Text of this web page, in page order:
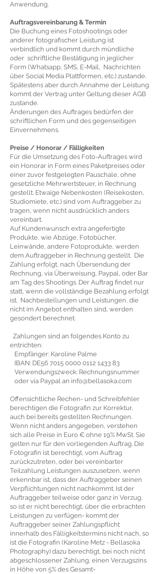
Anwendung.
Auftragsvereinbarung & Termin
Die Buchung eines Fotoshootings oder
anderer fotografischer Leistung ist
verbindlich und kommt durch mündliche
oder schriftliche Bestätigung in jeglicher
Form (Whatsapp, SMS, E-Mail, Nachrichten
über Social Media Plattformen, etc.) zustande.
Spätestens aber durch Annahme der Leistung
kommt der Vertrag unter Geltung dieser AGB
zustande.
Änderungen des Auftrages bedürfen der
schriftlichen Form und des gegenseitigen
Einvernehmens.
Preise / Honorar / Fälligkeiten
Für die Umsetzung des Foto-Auftrages wird
ein Honorar in Form eines Paketpreises oder
einer zuvor festgelegten Pauschale, ohne
gesetzliche Mehrwertsteuer, in Rechnung
gestellt. Etwaige Nebenkosten (Reisekosten,
Studiomiete, etc.) sind vom Auftraggeber zu
tragen, wenn nicht ausdrücklich anders
vereinbart.
Auf Kundenwunsch extra angefertigte
Produkte, wie Abzüge, Fotobücher,
Leinwände, andere Fotoprodukte, werden
dem Auftraggeber in Rechnung gestellt. Die
Zahlung erfolgt, nach Übersendung der
Rechnung, via Überweisung, Paypal, oder Bar
am Tag des Shootings. Der Auftrag findet nur
statt, wenn die vollständige Bezahlung erfolgt
ist. Nachbestellungen und Leistungen, die
nicht im Angebot enthalten sind, werden
gesondert berechnet.
Zahlungen sind an folgendes Konto zu
entrichten:
Empfänger: Karoline Palme
IBAN: DE56 7015 0000 0112 1433 83
Verwendungszweck: Rechnungsnummer
oder via Paypal an info@bellasoka.com
Offensichtliche Rechen- und Schreibfehler
berechtigen die Fotografin zur Korrektur,
auch bei bereits gestellten Rechnungen.
Wenn nicht anders angegeben, verstehen
sich alle Preise in Euro € ohne 19% MwSt. Sie
gelten nur für den vorliegenden Auftrag. Die
Fotografin ist berechtigt, vom Auftrag
zurückzutreten, oder bei vereinbarter
Teilzahlung Leistungen auszusetzen, wenn
erkennbar ist, dass der Auftraggeber seinen
Verpflichtungen nicht nachkommt. Ist der
Auftraggeber teilweise oder ganz in Verzug,
so ist er nicht berechtigt, über die erbrachten
Leistungen zu verfügen- kommt der
Auftraggeber seiner Zahlungspflicht
innerhalb des Fälligkeitstermins nicht nach, so
ist die Fotografin (Karoline Metz - Bellasoka
Photography) dazu berechtigt, bei noch nicht
abgeschlossener Zahlung, einen Verzugszins
in Höhe von 5% des Gesamt-